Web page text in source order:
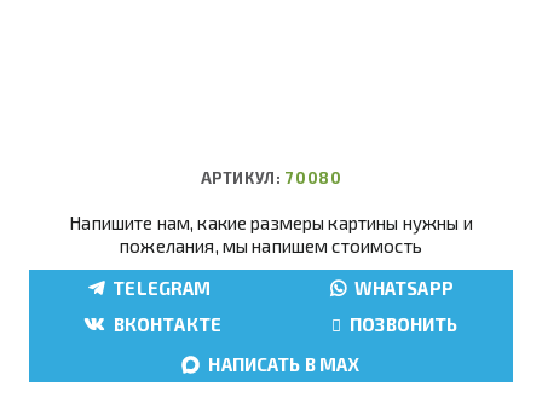
АРТИКУЛ:70080
Напишите нам, какие размеры картины нужны и
пожелания, мы напишем стоимость
TELEGRAM
WHATSAPP
ВКОНТАКТЕ
ПОЗВОНИТЬ
НАПИСАТЬ В MAX